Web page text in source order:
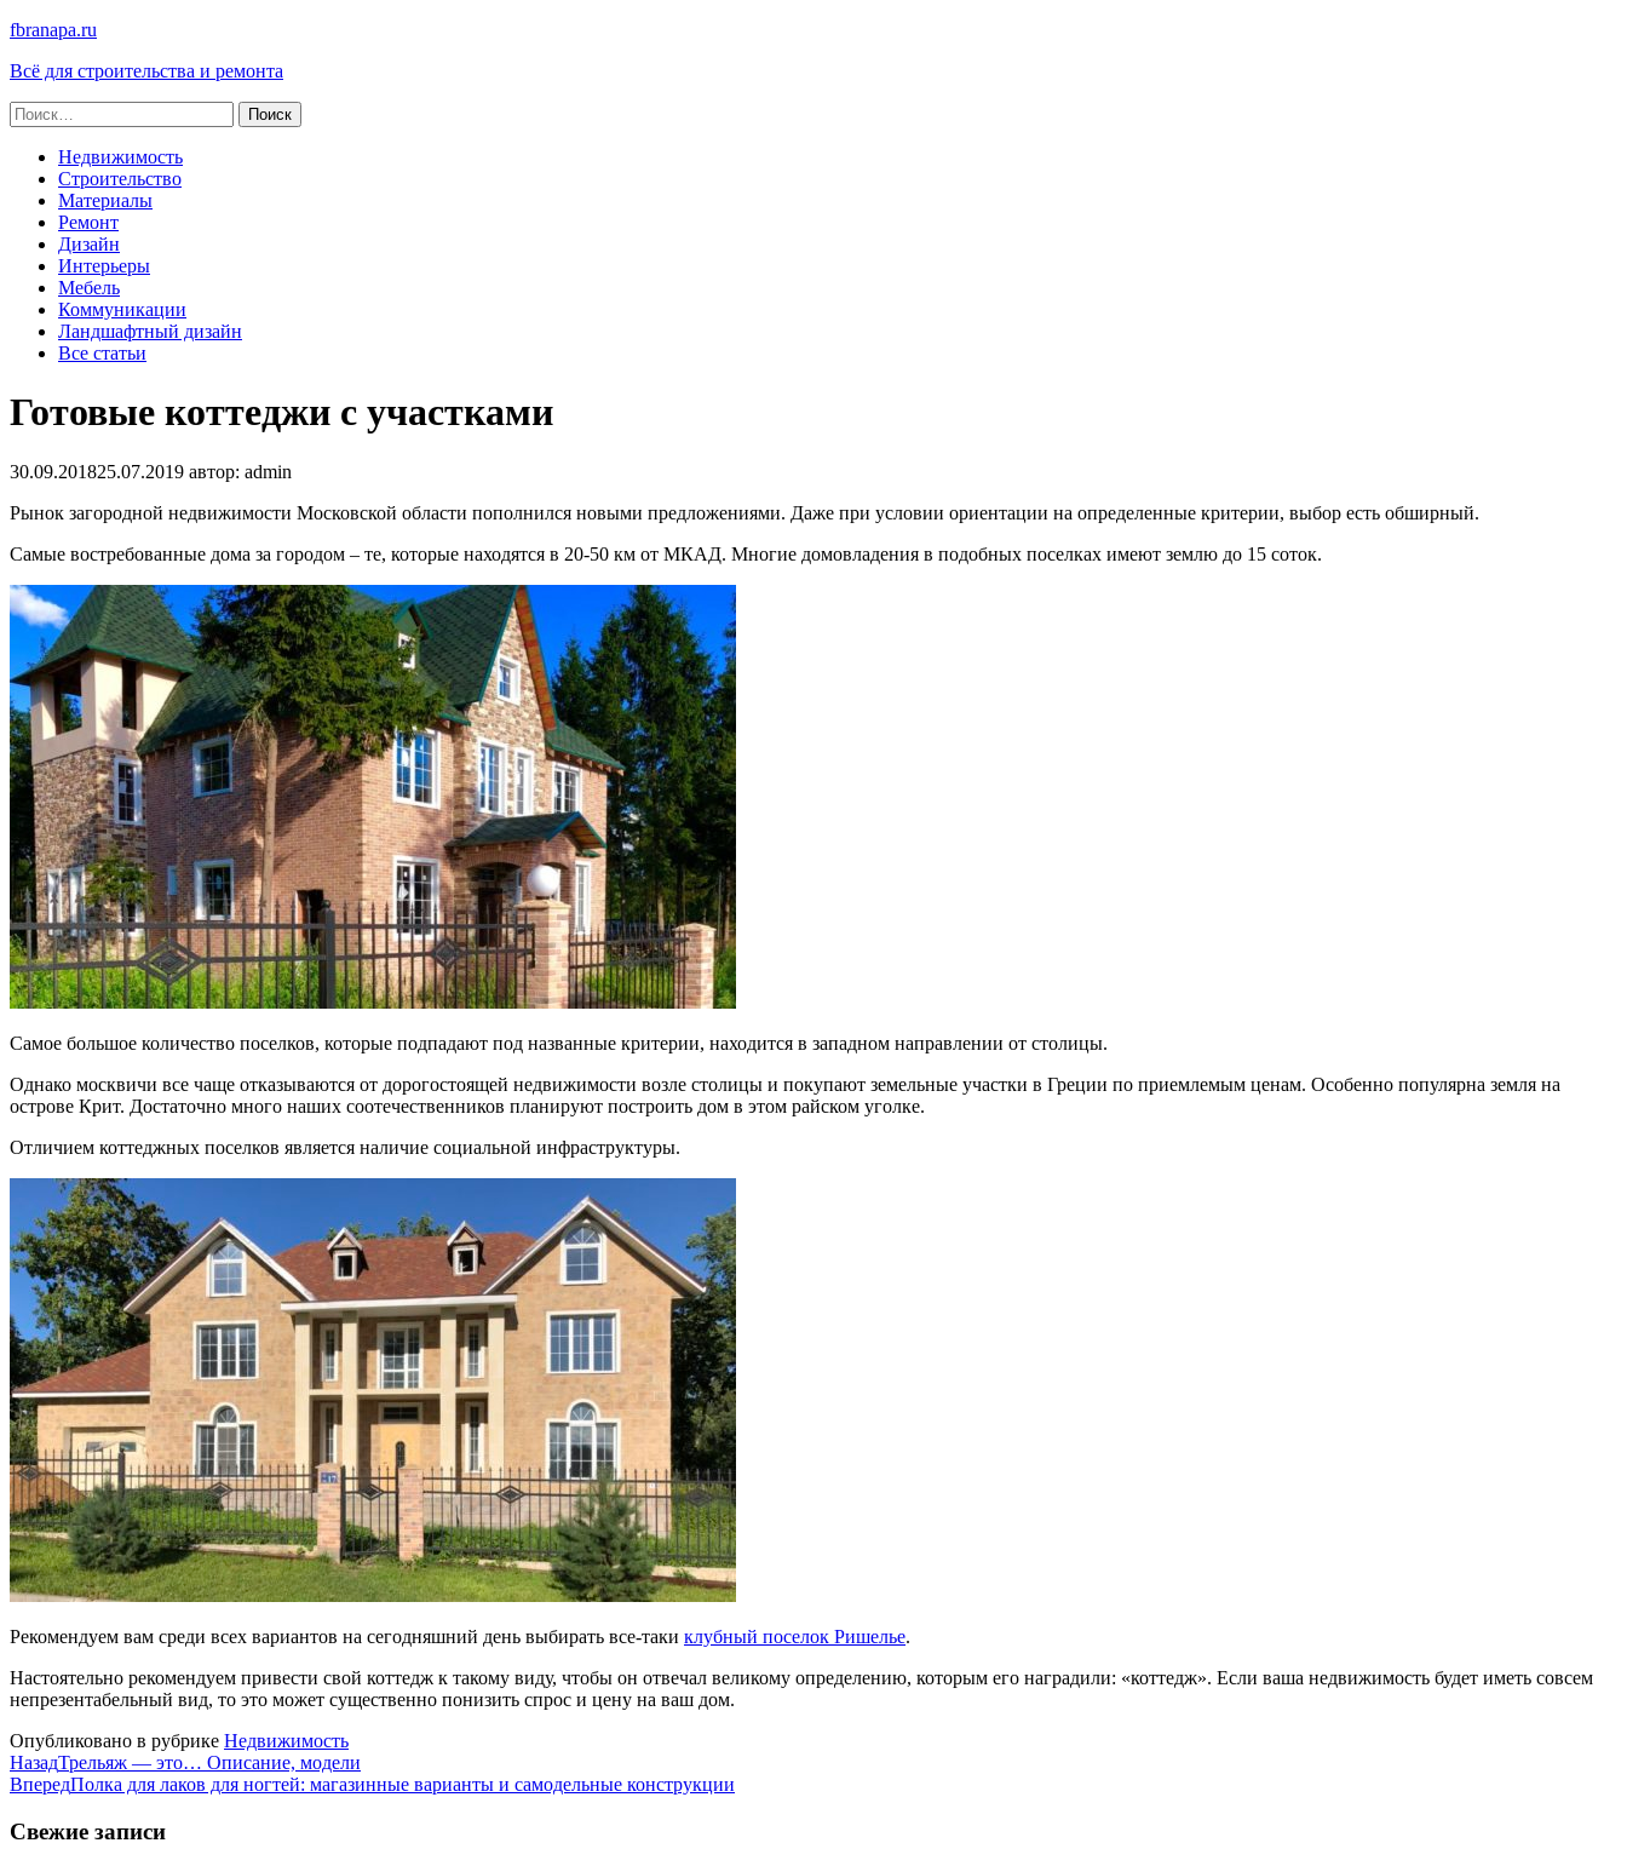
fbranapa.ru
Всё для строительства и ремонта
Найти:
Недвижимость
Строительство
Материалы
Ремонт
Дизайн
Интерьеры
Мебель
Коммуникации
Ландшафтный дизайн
Все статьи
Готовые коттеджи с участками
30.09.201825.07.2019 автор: admin
Рынок загородной недвижимости Московской области пополнился новыми предложениями. Даже при условии ориентации на определенные критерии, выбор есть обширный.
Самые востребованные дома за городом – те, которые находятся в 20-50 км от МКАД. Многие домовладения в подобных поселках имеют землю до 15 соток.
Самое большое количество поселков, которые подпадают под названные критерии, находится в западном направлении от столицы.
Однако москвичи все чаще отказываются от дорогостоящей недвижимости возле столицы и покупают земельные участки в Греции по приемлемым ценам. Особенно популярна земля на
острове Крит. Достаточно много наших соотечественников планируют построить дом в этом райском уголке.
Отличием коттеджных поселков является наличие социальной инфраструктуры.
Рекомендуем вам среди всех вариантов на сегодняшний день выбирать все-таки клубный поселок Ришелье.
Настоятельно рекомендуем привести свой коттедж к такому виду, чтобы он отвечал великому определению, которым его наградили: «коттедж». Если ваша недвижимость будет иметь совсем
непрезентабельный вид, то это может существенно понизить спрос и цену на ваш дом.
Опубликовано в рубрике Недвижимость
НазадТрельяж — это… Описание, модели
ВпередПолка для лаков для ногтей: магазинные варианты и самодельные конструкции
Свежие записи